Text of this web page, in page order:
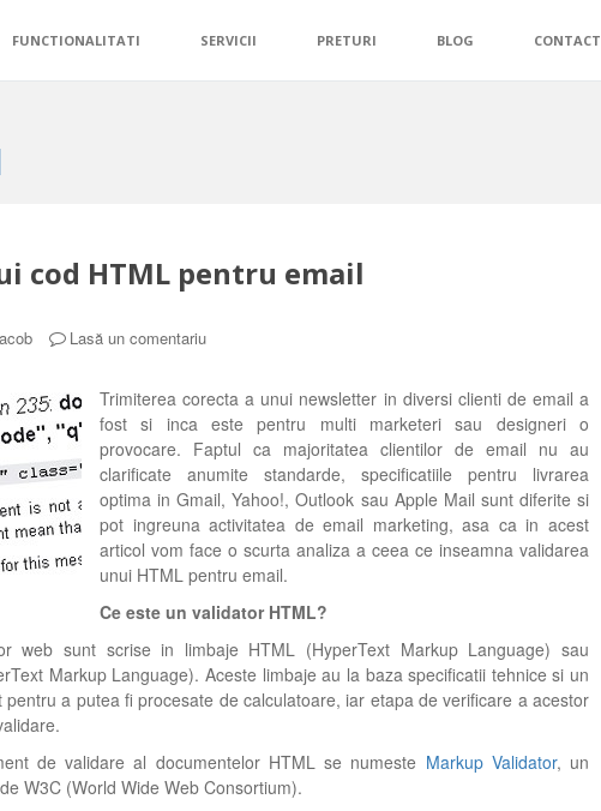
FUNCTIONALITATI SERVICII PRETURI BLOG CONTACT
cod HTML pentru email
Lasă un comentariu
Trimiterea corecta a unui newsletter in diversi clienti de email a
fost si inca este pentru multi marketeri sau designeri o
provocare. Faptul ca majoritatea clientilor de email nu au
clarificate anumite standarde, specificatiile pentru livrarea
optima in Gmail, Yahoo!, Outlook sau Apple Mail sunt diferite si
pot ingreuna activitatea de email marketing, asa ca in acest
articol vom face o scurta analiza a ceea ce inseamna validarea
unui HTML pentru email.
Ce este un validator HTML?
web sunt scrise in limbaje HTML (HyperText Markup Language) sau
Markup Language). Aceste limbaje au la baza specificatii tehnice si un
a putea fi procesate de calculatoare, iar etapa de verificare a acestor
de validare al documentelor HTML se numeste Markup Validator, un
W3C (World Wide Web Consortium).